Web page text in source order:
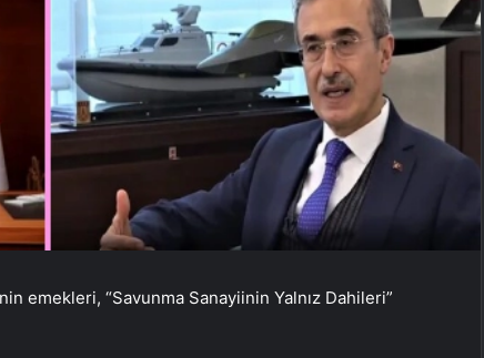
emekleri, “Savunma Sanayiinin Yalnız Dahileri”